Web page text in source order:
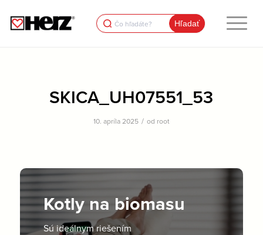
Search
for:
SKICA_UH07551_53
10. apríla 2025 / od root
Kotly na biomasu
Sú ideálnym riešením